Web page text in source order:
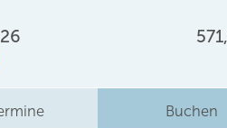
Buchen